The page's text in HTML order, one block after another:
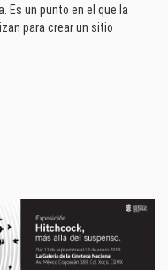
Es un punto en el que la
para crear un sitio